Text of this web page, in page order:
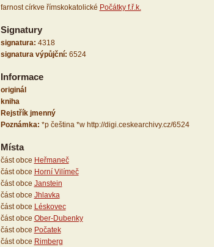
farnost církve římskokatolické Počátky f.ř.k.
Signatury
signatura: 4318
signatura výpůjční: 6524
Informace
originál
kniha
Rejstřík jmenný
Poznámka: *p čeština *w http://digi.ceskearchivy.cz/6524
Místa
část obce Heřmaneč
část obce Horní Vilímeč
část obce Janstein
část obce Jhlavka
část obce Léskovec
část obce Ober-Dubenky
část obce Počatek
část obce Rimberg